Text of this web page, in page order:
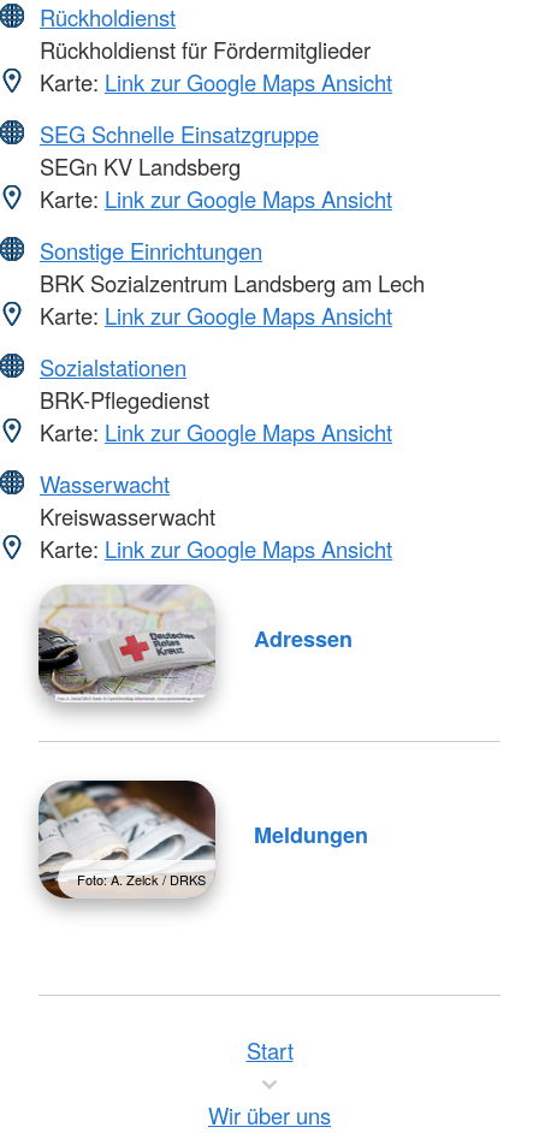
Rückholdienst
Rückholdienst für Fördermitglieder
Karte: Link zur Google Maps Ansicht
SEG Schnelle Einsatzgruppe
SEGn KV Landsberg
Karte: Link zur Google Maps Ansicht
Sonstige Einrichtungen
BRK Sozialzentrum Landsberg am Lech
Karte: Link zur Google Maps Ansicht
Sozialstationen
BRK-Pflegedienst
Karte: Link zur Google Maps Ansicht
Wasserwacht
Kreiswasserwacht
Karte: Link zur Google Maps Ansicht
Adressen
Foto: A. Zelck / DRKS
Meldungen
Start
Wir über uns